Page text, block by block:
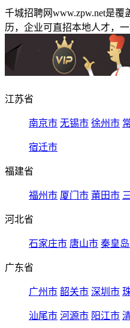
千城招聘网www.zpw.net是
历，企业可直招本地人才，
江苏省
南京市 无锡市 徐州市
宿迁市
福建省
福州市 厦门市 莆田市
河北省
石家庄市 唐山市 秦皇
广东省
广州市 韶关市 深圳市
汕尾市 河源市 阳江市